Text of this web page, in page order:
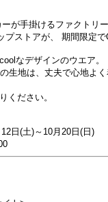
が手掛けるファクトリ
プストアが、 期間限定で
なデザインのウエア。
生地は、丈夫で心地よく
ください。
日(土)～10月20日(日)